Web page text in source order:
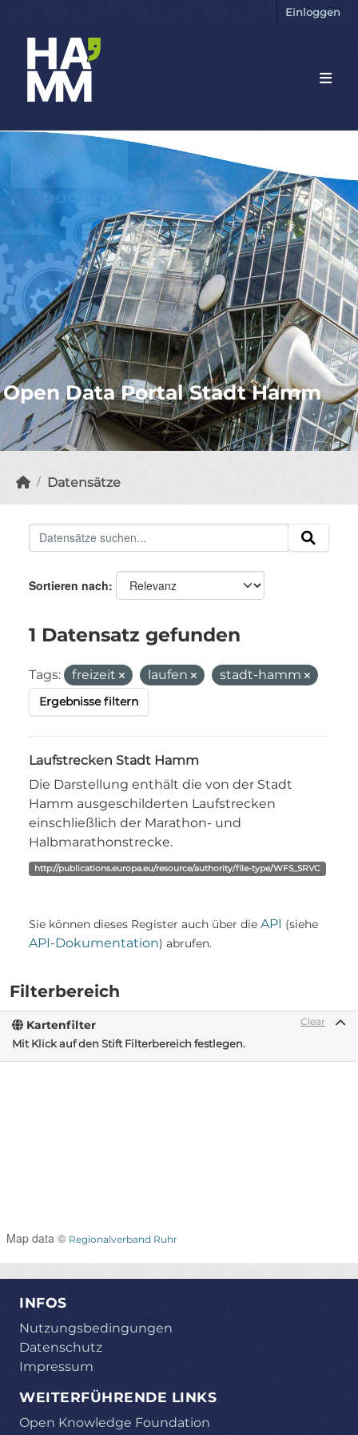
Einloggen
Open Data Portal Stadt Hamm
Datensätze
Filterbereich
Clear
Kartenfilter
Mit Klick auf den Stift Filterbereich festlegen.
Map data © Regionalverband Ruhr
Sortieren nach
1 Datensatz gefunden
Tags: freizeit laufen stadt-hamm
Ergebnisse filtern
Laufstrecken Stadt Hamm
Die Darstellung enthält die von der Stadt
Hamm ausgeschilderten Laufstrecken
einschließlich der Marathon- und
Halbmarathonstrecke.
http://publications.europa.eu/resource/authority/file-type/WFS_SRVC
Sie können dieses Register auch über die API (siehe
API-Dokumentation) abrufen.
INFOS
Nutzungsbedingungen
Datenschutz
Impressum
WEITERFÜHRENDE LINKS
Open Knowledge Foundation